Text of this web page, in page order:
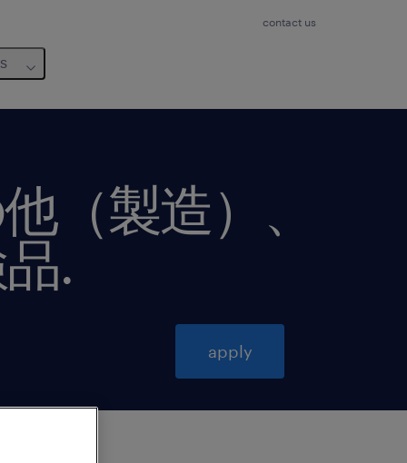
contact us
（製造）、
.
apply